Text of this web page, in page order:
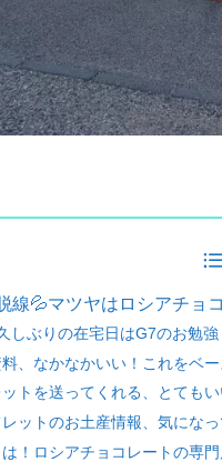
線💦マツヤはロシアチョ
しぶりの在宅日はG7のお勉強
、なかなかいい！これをベ
トを送ってくれる、とても
ットのお土産情報、気になっ
！ロシアチョコレートの専門